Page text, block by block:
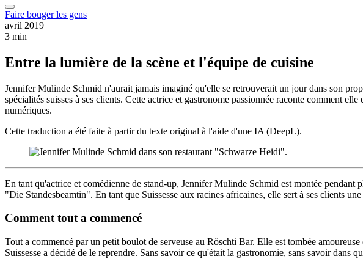
Faire bouger les gens
avril 2019
3 min
Entre la lumière de la scène et l'équipe de cuisine
Jennifer Mulinde Schmid n'aurait jamais imaginé qu'elle se retrouverait un jour dans son
spécialités suisses à ses clients. Cette actrice et gastronome passionnée raconte comment
numériques.
Cette traduction a été faite à partir du texte original à l'aide d'une IA (DeepL).
En tant qu'actrice et comédienne de stand-up, Jennifer Mulinde Schmid est montée
"Die Standesbeamtin". En tant que Suissesse aux racines africaines, elle sert à ses clients
Comment tout a commencé
Tout a commencé par un petit boulot de serveuse au Röschti Bar. Elle est tombée
Suissesse a décidé de le reprendre. Sans savoir ce qu'était la gastronomie, sans savoir